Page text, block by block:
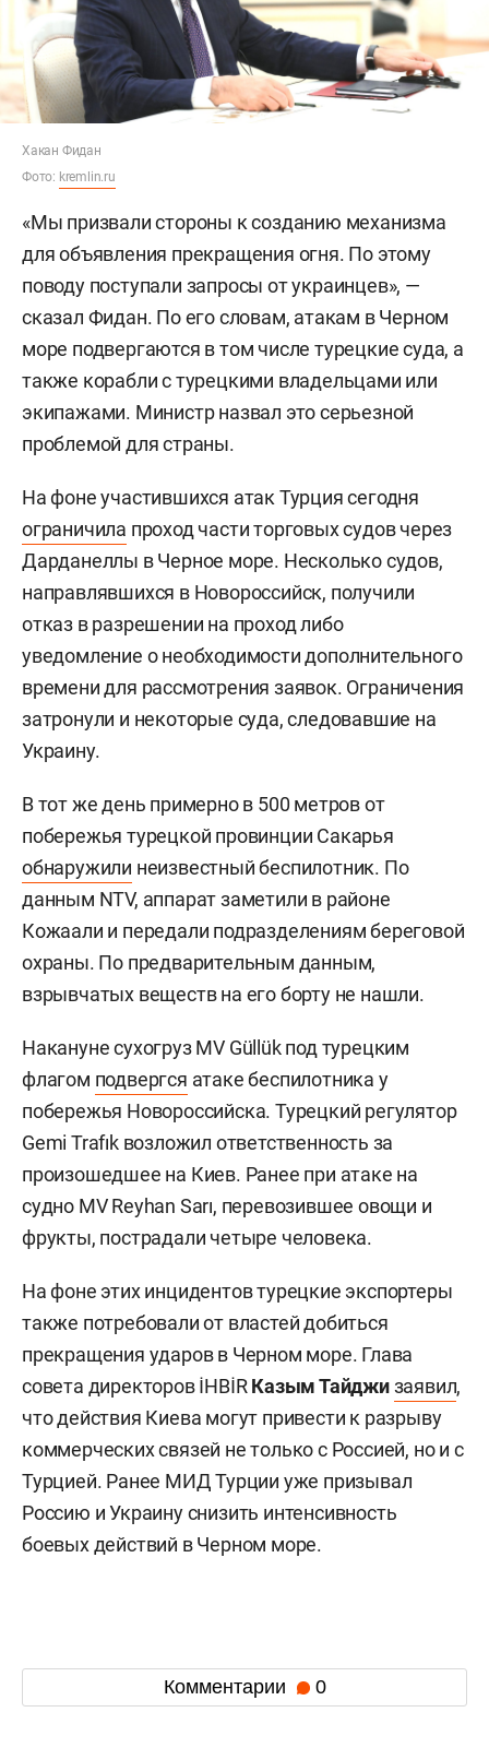
Хакан Фидан
Фото: kremlin.ru
«Мы призвали стороны к созданию механизма
для объявления прекращения огня. По этому
поводу поступали запросы от украинцев», —
сказал Фидан. По его словам, атакам в Черном
море подвергаются в том числе турецкие суда, а
также корабли с турецкими владельцами или
экипажами. Министр назвал это серьезной
проблемой для страны.
На фоне участившихся атак Турция сегодня
ограничила проход части торговых судов через
Дарданеллы в Черное море. Несколько судов,
направлявшихся в Новороссийск, получили
отказ в разрешении на проход либо
уведомление о необходимости дополнительного
времени для рассмотрения заявок. Ограничения
затронули и некоторые суда, следовавшие на
Украину.
В тот же день примерно в 500 метров от
побережья турецкой провинции Сакарья
обнаружили неизвестный беспилотник. По
данным NTV, аппарат заметили в районе
Кожаали и передали подразделениям береговой
охраны. По предварительным данным,
взрывчатых веществ на его борту не нашли.
Накануне сухогруз MV Güllük под турецким
флагом подвергся атаке беспилотника у
побережья Новороссийска. Турецкий регулятор
Gemi Trafık возложил ответственность за
произошедшее на Киев. Ранее при атаке на
судно MV Reyhan Sarı, перевозившее овощи и
фрукты, пострадали четыре человека.
На фоне этих инцидентов турецкие экспортеры
также потребовали от властей добиться
прекращения ударов в Черном море. Глава
совета директоров İHBİRКазым Тайджизаявил,
что действия Киева могут привести к разрыву
коммерческих связей не только с Россией, но и с
Турцией. Ранее МИД Турции уже призывал
Россию и Украину снизить интенсивность
боевых действий в Черном море.
Комментарии 0